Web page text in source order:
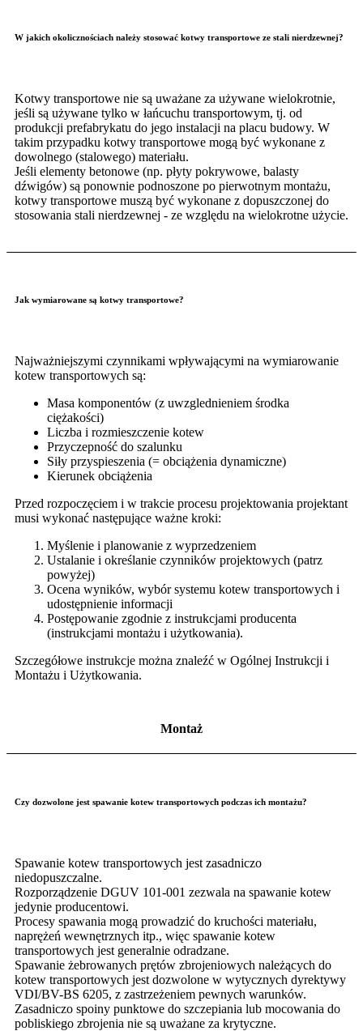
W jakich okolicznościach należy stosować kotwy transportowe ze stali nierdzewnej?
Kotwy transportowe nie są uważane za używane wielokrotnie,
jeśli są używane tylko w łańcuchu transportowym, tj. od
produkcji prefabrykatu do jego instalacji na placu budowy. W
takim przypadku kotwy transportowe mogą być wykonane z
dowolnego (stalowego) materiału.
Jeśli elementy betonowe (np. płyty pokrywowe, balasty
dźwigów) są ponownie podnoszone po pierwotnym montażu,
kotwy transportowe muszą być wykonane z dopuszczonej do
stosowania stali nierdzewnej - ze względu na wielokrotne użycie.
Jak wymiarowane są kotwy transportowe?
Najważniejszymi czynnikami wpływającymi na wymiarowanie
kotew transportowych są:
Masa komponentów (z uwzglednieniem środka
ciężakości)
Liczba i rozmieszczenie kotew
Przyczepność do szalunku
Siły przyspieszenia (= obciążenia dynamiczne)
Kierunek obciążenia
Przed rozpoczęciem i w trakcie procesu projektowania projektant
musi wykonać następujące ważne kroki:
Myślenie i planowanie z wyprzedzeniem
Ustalanie i określanie czynników projektowych (patrz
powyżej)
Ocena wyników, wybór systemu kotew transportowych i
udostępnienie informacji
Postępowanie zgodnie z instrukcjami producenta
(instrukcjami montażu i użytkowania).
Szczegółowe instrukcje można znaleźć w Ogólnej Instrukcji i
Montażu i Użytkowania.
Montaż
Czy dozwolone jest spawanie kotew transportowych podczas ich montażu?
Spawanie kotew transportowych jest zasadniczo
niedopuszczalne.
Rozporządzenie DGUV 101-001 zezwala na spawanie kotew
jedynie producentowi.
Procesy spawania mogą prowadzić do kruchości materiału,
naprężeń wewnętrznych itp., więc spawanie kotew
transportowych jest generalnie odradzane.
Spawanie żebrowanych prętów zbrojeniowych należących do
kotew transportowych jest dozwolone w wytycznych dyrektywy
VDI/BV-BS 6205, z zastrzeżeniem pewnych warunków.
Zasadniczo spoiny punktowe do szczepiania lub mocowania do
pobliskiego zbrojenia nie są uważane za krytyczne.